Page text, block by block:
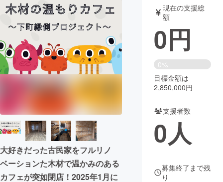
アート・写真 音楽
テクノロジー・ガジェット ゲーム・サ
映像・映画 書籍・雑誌
ビジネス・起業 チャレンジ
まちづくり・地域活性化
CAMPFIRE for Social Good
CAMPFIRE Creation
CAMPFIREふるさと納税machi-ya
大好きだった古民家をフルリノ
ベーションた木材で温かみのある
カフェが突如閉店！2025年1月に
現在の支援総
額
0円
0%
目標金額は
2,850,000円
支援者数
0人
募集終了まで残
り